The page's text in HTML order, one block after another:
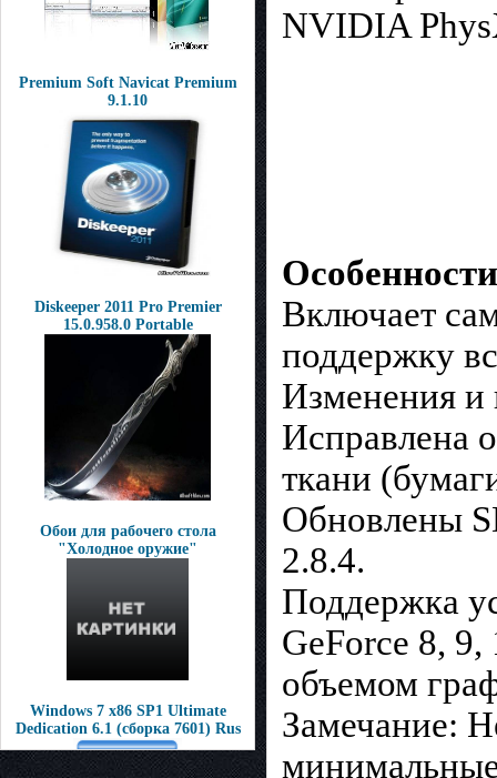
Premium Soft Navicat Premium
9.1.10
Diskeeper 2011 Pro Premier
15.0.958.0 Portable
Обои для рабочего стола
"Холодное оружие"
Windows 7 x86 SP1 Ultimate
Dedication 6.1 (сборка 7601) Rus
NVIDIA
Включает
поддержку
Изменения и
Исправлена
ткани
Обновлены
2.8.4.
Поддержка
GeForce 8,
объемом
Замечание: